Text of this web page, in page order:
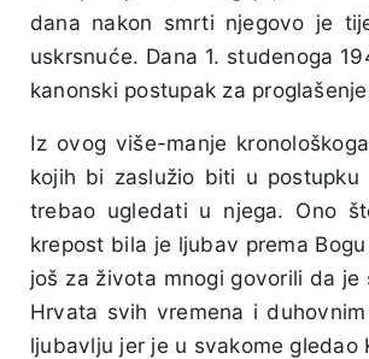
dana nakon smrti njegovo je
uskrsnuće. Dana 1. studenoga
kanonski postupak za
Iz ovog više-manje
kojih bi zaslužio biti u
trebao ugledati u njega. Ono
krepost bila je ljubav prema
još za života mnogi govorili da
Hrvata svih vremena i
ljubavlju jer je u svakome